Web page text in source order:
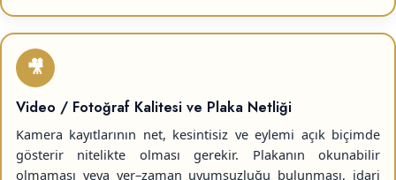
🎥
Video / Fotoğraf Kalitesi ve Plaka Netliği
Kamera kayıtlarının net, kesintisiz ve eylemi açık biçimde
gösterir nitelikte olması gerekir. Plakanın okunabilir
olmaması veya yer–zaman uyumsuzluğu bulunması, idari